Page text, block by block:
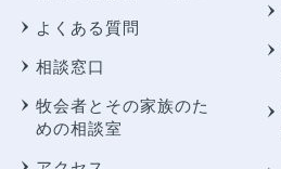
よくある質問
相談窓口
牧会者とその家族のた
めの相談室